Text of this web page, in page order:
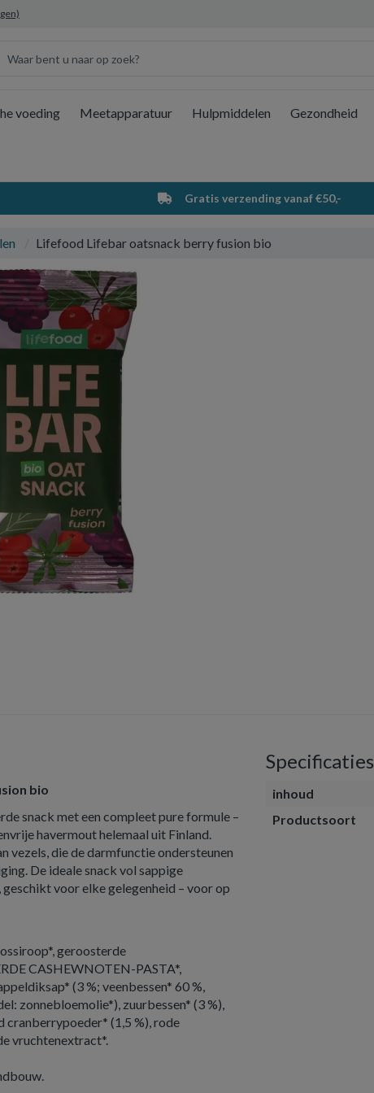
voeding Meetapparatuur Hulpmiddelen Gezondheid
Gratis verzending vanaf €50,-
Lifefood Lifebar oatsnack berry fusion bio
bio
snack met een compleet pure formule –
havermout helemaal uit Finland.
vezels, die de darmfunctie ondersteunen
De ideale snack vol sappige
voor elke gelegenheid – voor op
geroosterde
CASHEWNOTEN-PASTA*,
(3 %; veenbessen* 60 %,
zonnebloemolie*), zuurbessen* (3 %),
cranberrypoeder* (1,5 %), rode
vruchtenextract*.
Specificaties
inhoud
Productsoort